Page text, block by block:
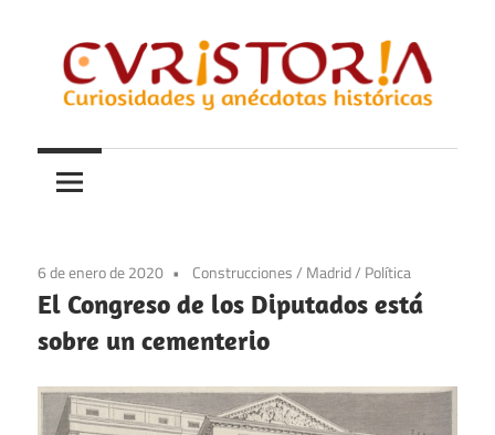
contenido
Curistoria
y
anécdotas
historia
6 de enero de 2020 Construcciones/ Madrid/ Política
El Congreso de los Diputados está
sobre un cementerio